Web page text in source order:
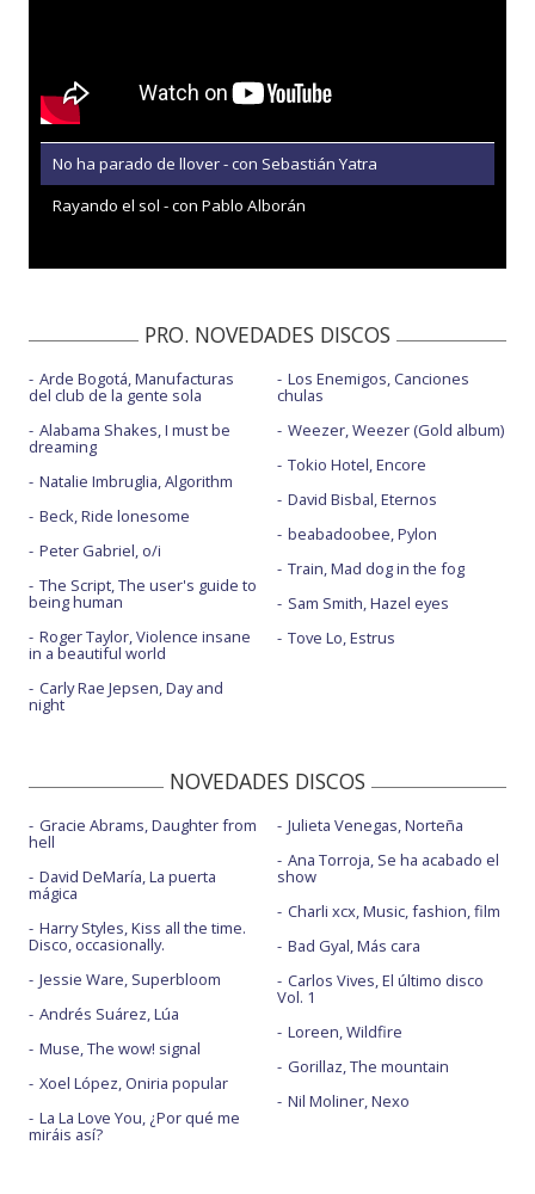
No ha parado de llover - con Sebastián Yatra
Rayando el sol - con Pablo Alborán
PRO. NOVEDADES DISCOS
Arde Bogotá, Manufacturas
del club de la gente sola
Alabama Shakes, I must be
dreaming
Natalie Imbruglia, Algorithm
Beck, Ride lonesome
Peter Gabriel, o/i
The Script, The user's guide to
being human
Roger Taylor, Violence insane
in a beautiful world
Carly Rae Jepsen, Day and
night
Los Enemigos, Canciones
chulas
Weezer, Weezer (Gold album)
Tokio Hotel, Encore
David Bisbal, Eternos
beabadoobee, Pylon
Train, Mad dog in the fog
Sam Smith, Hazel eyes
Tove Lo, Estrus
NOVEDADES DISCOS
Gracie Abrams, Daughter from
hell
David DeMaría, La puerta
mágica
Harry Styles, Kiss all the time.
Disco, occasionally.
Jessie Ware, Superbloom
Andrés Suárez, Lúa
Muse, The wow! signal
Xoel López, Oniria popular
La La Love You, ¿Por qué me
miráis así?
Julieta Venegas, Norteña
Ana Torroja, Se ha acabado el
show
Charli xcx, Music, fashion, film
Bad Gyal, Más cara
Carlos Vives, El último disco
Vol. 1
Loreen, Wildfire
Gorillaz, The mountain
Nil Moliner, Nexo